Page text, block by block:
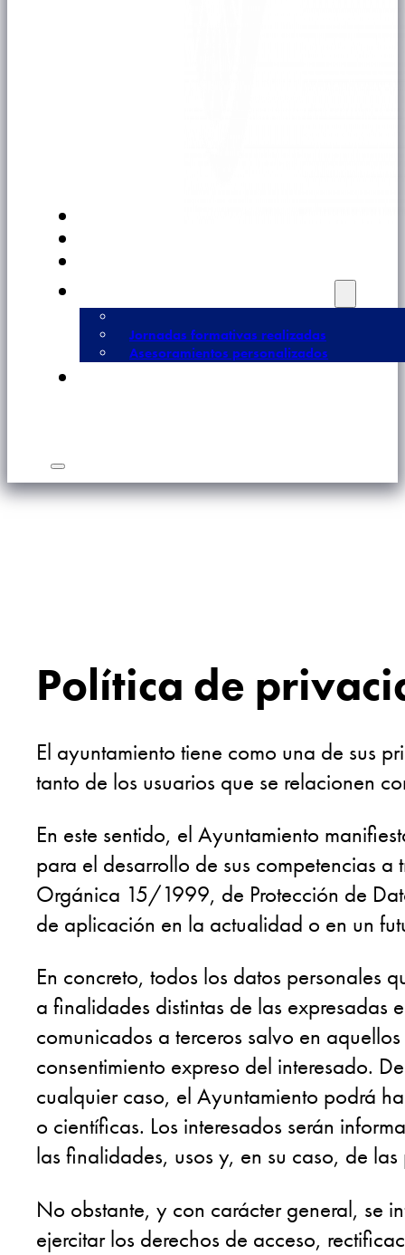
Jornadas formativas realizadas
Asesoramientos personalizados
Política de
El ayuntamiento tiene como una de sus
tanto de los usuarios que se relacionen
En este sentido, el Ayuntamiento
para el desarrollo de sus competencias
Orgánica 15/1999, de Protección de
de aplicación en la actualidad o en un
En concreto, todos los datos personales
a finalidades distintas de las expresadas
comunicados a terceros salvo en
consentimiento expreso del interesado.
cualquier caso, el Ayuntamiento podrá
o científicas. Los interesados serán
las finalidades, usos y, en su caso, de
No obstante, y con carácter general, se
ejercitar los derechos de acceso,